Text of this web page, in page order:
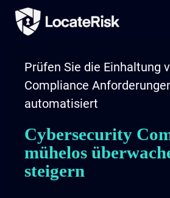
Prüfen Sie die Einhaltung
Compliance
automatisiert
Cybersecurity
mühelos
steigern